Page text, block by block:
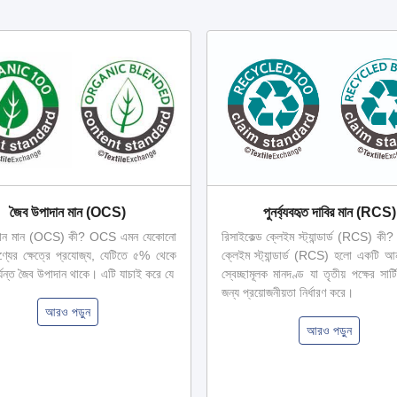
জৈব উপাদান মান (OCS)
মান (OCS) কী? OCS এমন যেকোনো
ক্ষেত্রে প্রযোজ্য, যেটিতে ৫% থেকে
জৈব উপাদান থাকে। এটি যাচাই করে যে
আরও পড়ুন
পুনর্ব্যবহৃত দাবির মান (RCS)
রিসাইকেল্ড ক্লেইম স্ট্যান্ডার্ড (RCS) কী?
ক্লেইম স্ট্যান্ডার্ড (RCS) হলো একটি
স্বেচ্ছামূলক মানদণ্ড যা তৃতীয় পক্ষের
জন্য প্রয়োজনীয়তা নির্ধারণ করে।
আরও পড়ুন